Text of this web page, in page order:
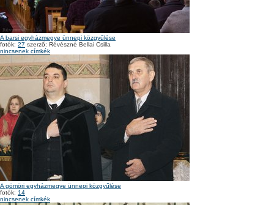
A barsi egyházmegye ünnepi közgyűlése
fotók: 27 szerző: Révészné Bellai Csilla
nincsenek címkék
A gömöri egyházmegye ünnepi közgyűlése
fotók: 14
nincsenek címkék